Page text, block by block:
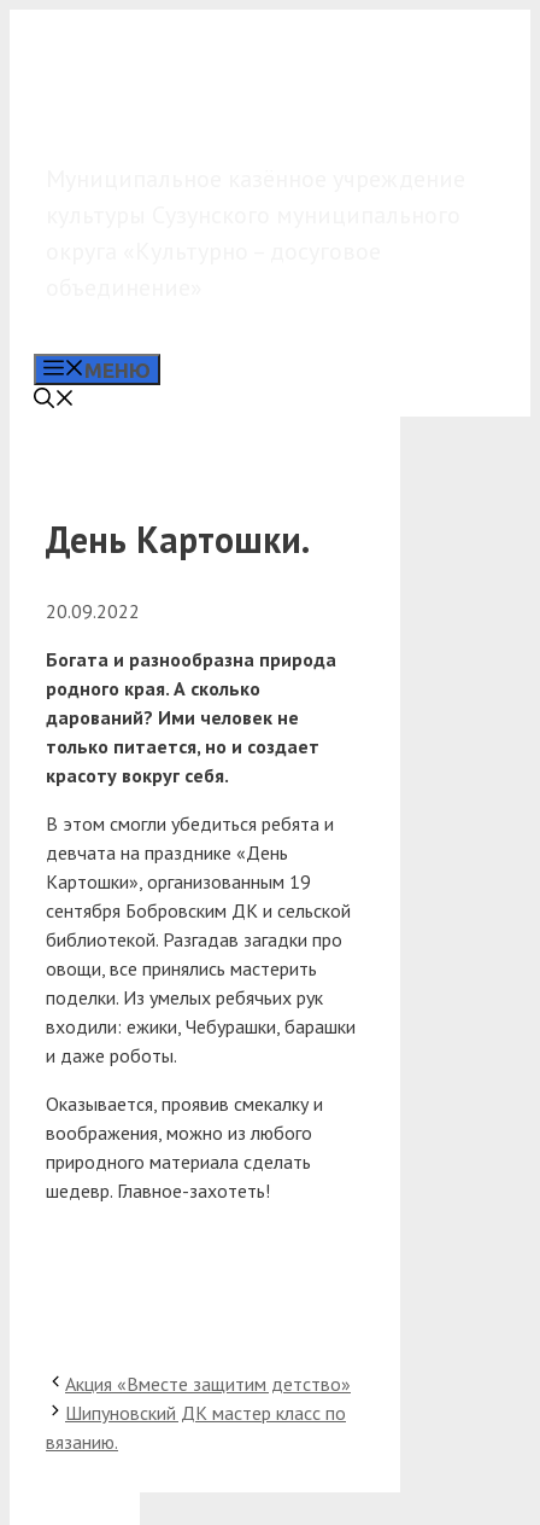
МЕНЮ
День Картошки.
20.09.2022
Богата и разнообразна природа
родного края. А сколько
дарований? Ими человек не
только питается, но и создает
красоту вокруг себя.
В этом смогли убедиться ребята и
девчата на празднике «День
Картошки», организованным 19
сентября Бобровским ДК и сельской
библиотекой. Разгадав загадки про
овощи, все принялись мастерить
поделки. Из умелых ребячьих рук
входили: ежики, Чебурашки, барашки
и даже роботы.
Оказывается, проявив смекалку и
воображения, можно из любого
природного материала сделать
шедевр. Главное-захотеть!
Акция «Вместе защитим детство»
Шипуновский ДК мастер класс по
вязанию.